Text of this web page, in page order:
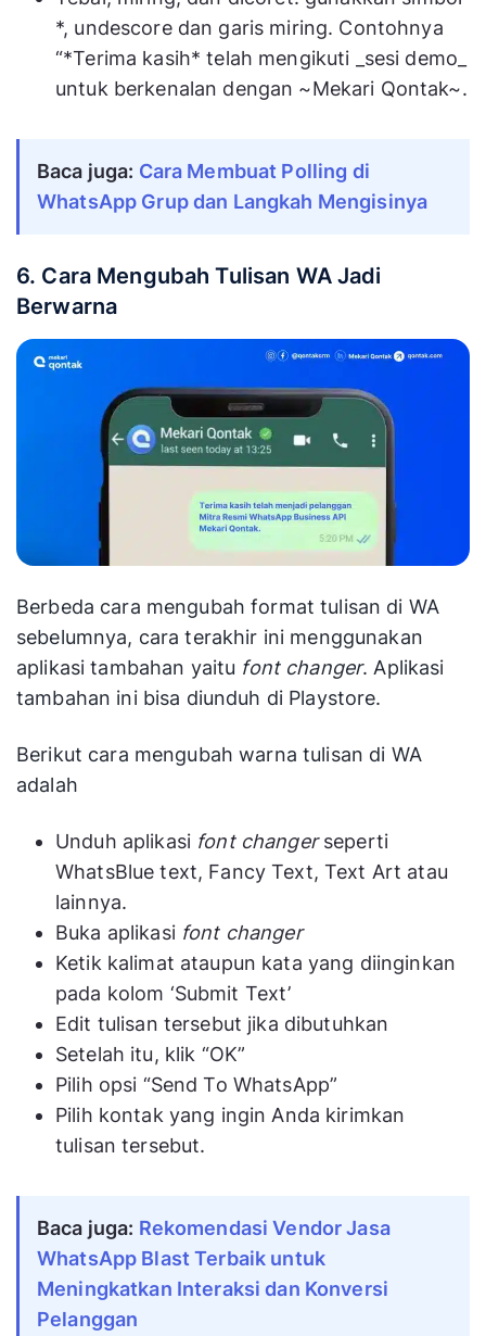
*, undescore dan garis miring. Contohnya
“*Terima kasih* telah mengikuti _sesi demo_
untuk berkenalan dengan ~Mekari Qontak~.
Baca juga: Cara Membuat Polling di
WhatsApp Grup dan Langkah Mengisinya
6. Cara Mengubah Tulisan WA Jadi
Berwarna
Berbeda cara mengubah format tulisan di WA
sebelumnya, cara terakhir ini menggunakan
aplikasi tambahan yaitu font changer. Aplikasi
tambahan ini bisa diunduh di Playstore.
Berikut cara mengubah warna tulisan di WA
adalah
Unduh aplikasi font changerseperti
WhatsBlue text, Fancy Text, Text Art atau
lainnya.
Buka aplikasifont changer
Ketik kalimat ataupun kata yang diinginkan
pada kolom ‘Submit Text’
Edit tulisan tersebut jika dibutuhkan
Setelah itu, klik “OK”
Pilih opsi “Send To WhatsApp”
Pilih kontak yang ingin Anda kirimkan
tulisan tersebut.
Baca juga: Rekomendasi Vendor Jasa
WhatsApp Blast Terbaik untuk
Meningkatkan Interaksi dan Konversi
Pelanggan